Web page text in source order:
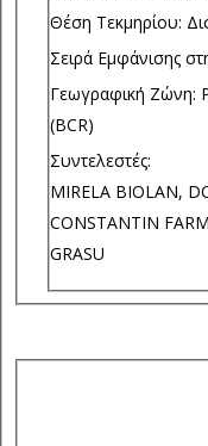
Θέση Τεκμηρίου:
Σειρά Εμφάνισης
Γεωγραφική Ζώνη:
(BCR)
Συντελεστές:
MIRELA BIOLAN,
CONSTANTIN
GRASU